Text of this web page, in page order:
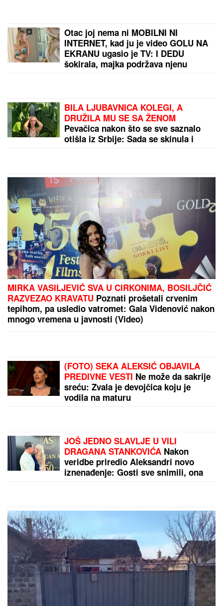
Otac joj nema ni MOBILNI NI
INTERNET, kad ju je video GOLU NA
EKRANU ugasio je TV: I DEDU
šokirala, majka podržava njenu
BILA LJUBAVNICA KOLEGI, A
DRUŽILA MU SE SA ŽENOM
Pevačica nakon što se sve saznalo
otišla iz Srbije: Sada se skinula i
MIRKA VASILJEVIĆ SVA U CIRKONIMA, BOSILJČIĆ
RAZVEZAO KRAVATU Poznati prošetali crvenim
tepihom, pa usledio vatromet: Gala Videnović nakon
mnogo vremena u javnosti (Video)
(FOTO) SEKA ALEKSIĆ OBJAVILA
PREDIVNE VESTI Ne može da sakrije
sreću: Zvala je devojčica koju je
vodila na maturu
JOŠ JEDNO SLAVLJE U VILI
DRAGANA STANKOVIĆA Nakon
veridbe priredio Aleksandri novo
iznenađenje: Gosti sve snimili, ona